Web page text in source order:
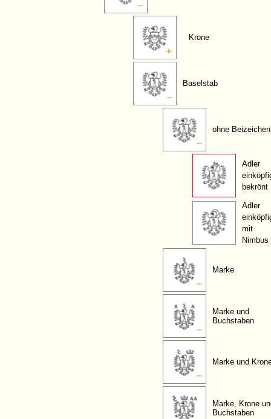
Krone
Baselstab
ohne Beizeichen
Adler
bekrönt
Adler
mit
Nimbus
Marke
Marke und
Buchstaben
Marke und
Marke, Krone
Buchstaben